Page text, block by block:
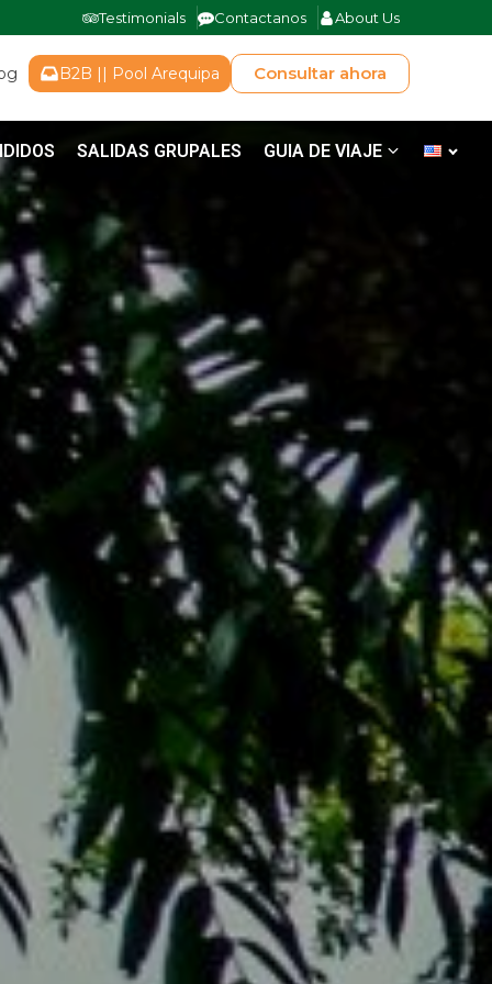
Testimonials Contactanos About Us
B2B || Pool Arequipa Consultar ahora
SALIDAS GRUPALES GUIA DE VIAJE